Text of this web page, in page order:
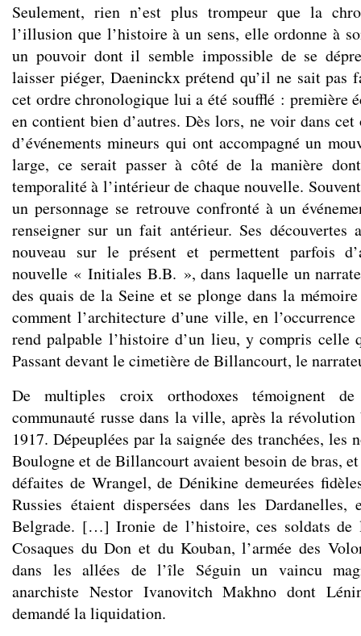
Seulement, rien n’est plus trompeur que la
l’illusion que l’histoire à un sens, elle ordonne à
un pouvoir dont il semble impossible de se
laisser piéger, Daeninckx prétend qu’il ne sait pas
cet ordre chronologique lui a été soufflé : première
en contient bien d’autres. Dès lors, ne voir dans
d’événements mineurs qui ont accompagné un
large, ce serait passer à côté de la manière
temporalité à l’intérieur de chaque nouvelle.
un personnage se retrouve confronté à un
renseigner sur un fait antérieur. Ses découvertes
nouveau sur le présent et permettent parfois
nouvelle « Initiales B.B. », dans laquelle un
des quais de la Seine et se plonge dans la
comment l’architecture d’une ville, en
rend palpable l’histoire d’un lieu, y compris celle
Passant devant le cimetière de Billancourt, le
De multiples croix orthodoxes témoignent
communauté russe dans la ville, après la révolution
1917. Dépeuplées par la saignée des tranchées, les
Boulogne et de Billancourt avaient besoin de bras,
défaites de Wrangel, de Dénikine demeurées
Russies étaient dispersées dans les
Belgrade. […] Ironie de l’histoire, ces soldats de
Cosaques du Don et du Kouban, l’armée des
dans les allées de l’île Séguin un vaincu
anarchiste Nestor Ivanovitch Makhno dont
demandé la liquidation.